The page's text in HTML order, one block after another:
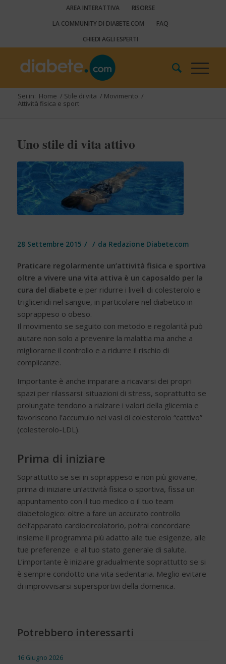
AREA INTERATTIVA
RISORSE
LA COMMUNITY DI DIABETE.COM
FAQ
CHIEDI AGLI ESPERTI
Sei in: Home / Stile di vita / Movimento /
Attività fisica e sport
Uno stile di vita attivo
28 Settembre 2015 / / da Redazione Diabete.com
Praticare regolarmente un’attività fisica e sportiva
oltre a vivere una vita attiva è un caposaldo per la
cura del diabete e per ridurre i livelli di colesterolo e
trigliceridi nel sangue, in particolare nel diabetico in
soprappeso o obeso.
Il movimento se seguito con metodo e regolarità può
aiutare non solo a prevenire la malattia ma anche a
migliorarne il controllo e a ridurre il rischio di
complicanze.
Importante è anche imparare a ricavarsi dei propri
spazi per rilassarsi: situazioni di stress, soprattutto se
prolungate tendono a rialzare i valori della glicemia e
favoriscono l’accumulo nei vasi di colesterolo “cattivo”
(colesterolo-LDL).
Prima di iniziare
Soprattutto se sei in soprappeso e non più giovane,
prima di iniziare un’attività fisica o sportiva, fissa un
appuntamento con il tuo medico o il tuo team
diabetologico: oltre a fare un accurato controllo
dell’apparato cardiocircolatorio, potrai concordare
insieme il programma più adatto alle tue esigenze, alle
tue preferenze e al tuo stato generale di salute.
L’importante è iniziare gradualmente soprattutto se si
è sempre condotto una vita sedentaria. Meglio evitare
di improvvisarsi supersportivi della domenica.
Potrebbero interessarti
16 Giugno 2026